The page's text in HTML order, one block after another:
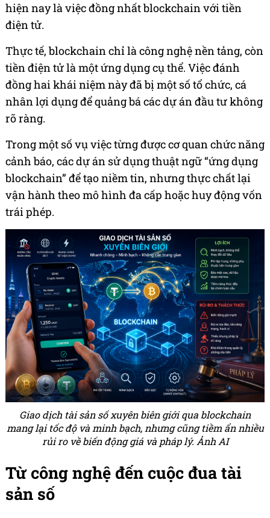
hiện nay là việc đồng nhất blockchain với tiền
điện tử.
Thực tế, blockchain chỉ là công nghệ nền tảng, còn
tiền điện tử là một ứng dụng cụ thể. Việc đánh
đồng hai khái niệm này đã bị một số tổ chức, cá
nhân lợi dụng để quảng bá các dự án đầu tư không
rõ ràng.
Trong một số vụ việc từng được cơ quan chức năng
cảnh báo, các dự án sử dụng thuật ngữ “ứng dụng
blockchain” để tạo niềm tin, nhưng thực chất lại
vận hành theo mô hình đa cấp hoặc huy động vốn
trái phép.
Giao dịch tài sản số xuyên biên giới qua blockchain
mang lại tốc độ và minh bạch, nhưng cũng tiềm ẩn nhiều
rủi ro về biến động giá và pháp lý. Ảnh AI
Từ công nghệ đến cuộc đua tài
sản số